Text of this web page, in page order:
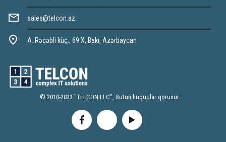
sales@telcon.az
A. Rəcəbli küç., 69 X, Bakı, Azərbaycan
© 2010-2023 "TELCON LLC", Bütün hüquqlar qorunur